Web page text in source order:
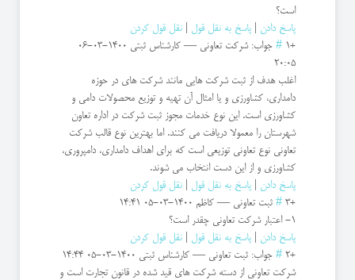
است؟
پاسخ دادن
پاسخ به نقل قول
نقل قول کردن
+1
# جواب: شرکت تعاونی — کارشناس ثبتی
1400-03-06
20:05
اغلب هدف از ثبت شرکت هایی مانند شرکت های در حوزه
دامداری، کشاورزی و یا امثال آن تهیه و توزیع محصولات دامی و
کشاورزی است. این نوع خدمات مجوز ثبت شرکت در اداره تعاون
شهرستان را معمولا دریافت می کنند. اما بهترین نوع قالب شرکت
تعاونی نوع تعاونی توزیعی است که برای اهداف دامداری، دامپروری،
کشاورزی و از این دست انتخاب می شوند.
پاسخ دادن
پاسخ به نقل قول
نقل قول کردن
+3
# ثبت تعاونی — کاظم 1400-03-05 14:41
1- اعتبار شرکت تعاونی چقدر است؟
پاسخ دادن
پاسخ به نقل قول
نقل قول کردن
+2
# جواب: ثبت تعاونی — کارشناس ثبتی 1400-03-05 14:44
شرکت تعاونی از دسته شرکت های قید شده در قانون تجارت است و